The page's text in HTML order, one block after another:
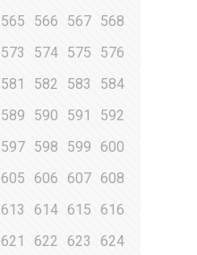
565 566 567 568
573 574 575
576
581 582 583
584
589 590 591
592
597 598 599
600
605 606 607 608
613 614 615
616
621 622 623
624